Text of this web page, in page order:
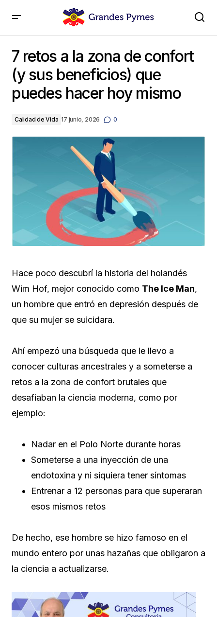
puedes hacer hoy mismo
7 retos a la zona de confort
(y sus beneficios) que
puedes hacer hoy mismo
Calidad de Vida 17 junio, 2026 0
Hace poco descubrí la historia del holandés
Wim Hof, mejor conocido como The Ice Man,
un hombre que entró en depresión después de
que su mujer se suicidara.
Ahí empezó una búsqueda que le llevo a
conocer culturas ancestrales y a someterse a
retos a la zona de confort brutales que
desafiaban la ciencia moderna, como por
ejemplo:
Nadar en el Polo Norte durante horas
Someterse a una inyección de una
endotoxina y ni siquiera tener síntomas
Entrenar a 12 personas para que superaran
esos mismos retos
De hecho, ese hombre se hizo famoso en el
mundo entero por unas hazañas que obligaron a
la ciencia a actualizarse.